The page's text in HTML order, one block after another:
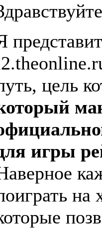
цель
игры
на